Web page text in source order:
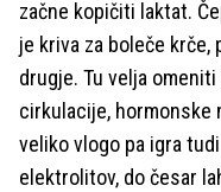
začne kopičiti laktat.
je kriva za boleče
drugje. Tu velja
cirkulacije, hormonske
veliko vlogo pa igra
elektrolitov, do česar